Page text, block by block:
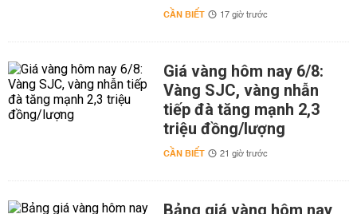
CẦN BIẾT 17 giờ trước
Giá vàng hôm nay 6/8:
Vàng SJC, vàng nhẫn
tiếp đà tăng mạnh 2,3
triệu đồng/lượng
CẦN BIẾT 21 giờ trước
Bảng giá vàng hôm nay